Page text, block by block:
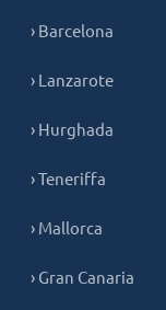
› Barcelona
› Lanzarote
› Hurghada
› Teneriffa
› Mallorca
› Gran Canaria